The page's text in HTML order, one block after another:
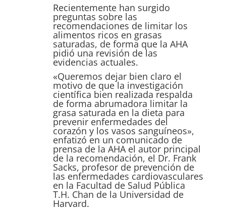
Recientemente han surgido
preguntas sobre las
recomendaciones de limitar los
alimentos ricos en grasas
saturadas, de forma que la AHA
pidió una revisión de las
evidencias actuales.
«Queremos dejar bien claro el
motivo de que la investigación
científica bien realizada respalda
de forma abrumadora limitar la
grasa saturada en la dieta para
prevenir enfermedades del
corazón y los vasos sanguíneos»,
enfatizó en un comunicado de
prensa de la AHA el autor principal
de la recomendación, el Dr. Frank
Sacks, profesor de prevención de
las enfermedades cardiovasculares
en la Facultad de Salud Pública
T.H. Chan de la Universidad de
Harvard.